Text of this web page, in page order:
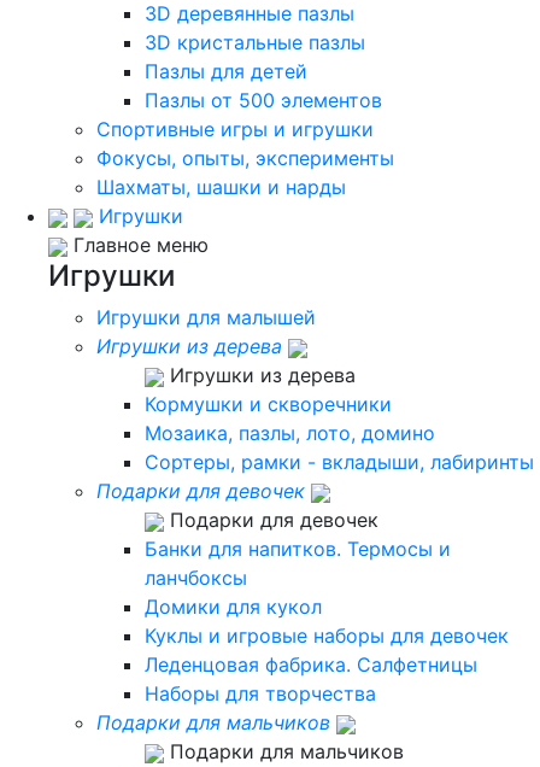
3D деревянные пазлы
3D кристальные пазлы
Пазлы для детей
Пазлы от 500 элементов
Спортивные игры и игрушки
Фокусы, опыты, эксперименты
Шахматы, шашки и нарды
Игрушки
Главное меню
Игрушки
Игрушки для малышей
Игрушки из дерева
Игрушки из дерева
Кормушки и скворечники
Мозаика, пазлы, лото, домино
Сортеры, рамки - вкладыши, лабиринты
Подарки для девочек
Подарки для девочек
Банки для напитков. Термосы и
ланчбоксы
Домики для кукол
Куклы и игровые наборы для девочек
Леденцовая фабрика. Салфетницы
Наборы для творчества
Подарки для мальчиков
Подарки для мальчиков